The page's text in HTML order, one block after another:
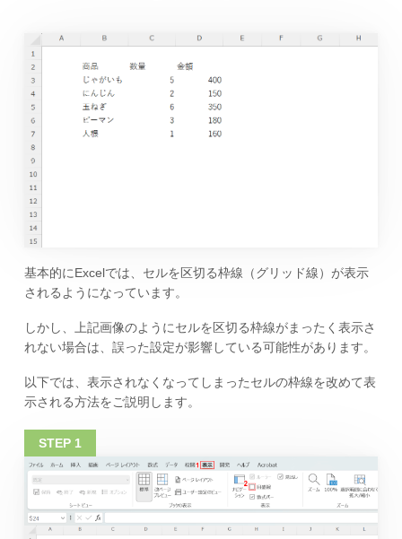
基本的にExcelでは、セルを区切る枠線（グリッド線）が表示
されるようになっています。
しかし、上記画像のようにセルを区切る枠線がまったく表示さ
れない場合は、誤った設定が影響している可能性があります。
以下では、表示されなくなってしまったセルの枠線を改めて表
示される方法をご説明します。